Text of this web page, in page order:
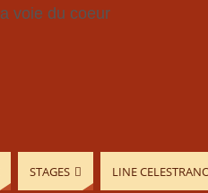
STAGES LINE